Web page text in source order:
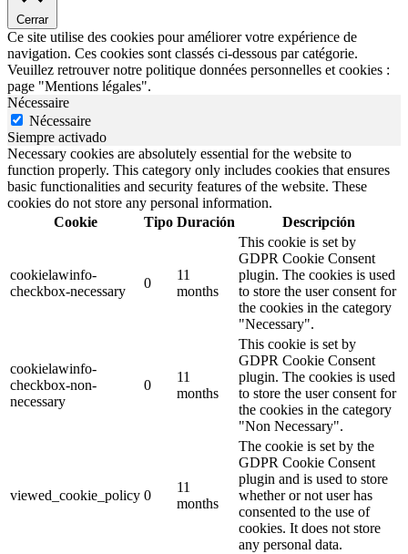
Cerrar
Ce site utilise des cookies pour améliorer votre expérience de
navigation. Ces cookies sont classés ci-dessous par catégorie.
Veuillez retrouver notre politique données personnelles et cookies :
page "Mentions légales".
Nécessaire
Nécessaire
Siempre activado
Necessary cookies are absolutely essential for the website to
function properly. This category only includes cookies that ensures
basic functionalities and security features of the website. These
cookies do not store any personal information.
Cookie
Tipo Duración Descripción
cookielawinfo-
checkbox-necessary
0
11
months
This cookie is set by
GDPR Cookie Consent
plugin. The cookies is used
to store the user consent for
the cookies in the category
"Necessary".
cookielawinfo-
checkbox-non-
necessary
0
11
months
This cookie is set by
GDPR Cookie Consent
plugin. The cookies is used
to store the user consent for
the cookies in the category
"Non Necessary".
viewed_cookie_policy 0
11
months
The cookie is set by the
GDPR Cookie Consent
plugin and is used to store
whether or not user has
consented to the use of
cookies. It does not store
any personal data.